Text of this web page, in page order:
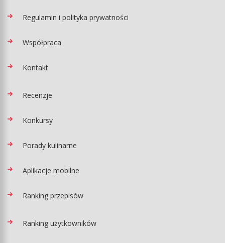
Regulamin i polityka prywatności
Współpraca
Kontakt
Recenzje
Konkursy
Porady kulinarne
Aplikacje mobilne
Ranking przepisów
Ranking użytkowników